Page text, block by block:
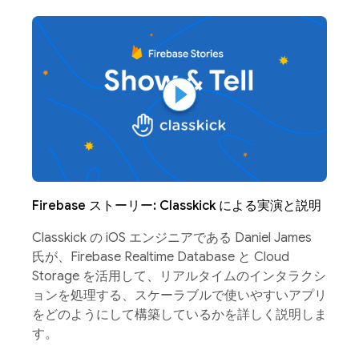
Firebase ストーリー: Classkick による実演と説明
Classkick の iOS エンジニアである Daniel James
氏が、Firebase Realtime Database と Cloud
Storage を活用して、リアルタイムのインタラクシ
ョンを処理する、スケーラブルで使いやすいアプリ
をどのようにして構築しているかを詳しく説明しま
す。